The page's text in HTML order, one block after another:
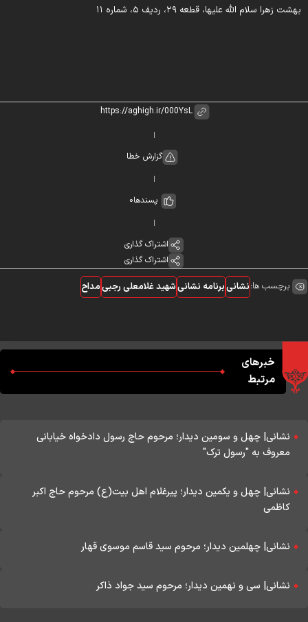
بهشت زهرا سلام الله علیها، قطعه ۲۹، ردیف ۵، شماره ۱۱
گزارش خطا
پسندها0
اشتراک گذاری
اشتراک گذاری
برچسب ها:نشانیبرنامه نشانیشهید غلامعلی رجبیمداح
خبرهای
مرتبط
نشانی| چهل و سومین دیدار؛ مرحوم حاج رسول دادخواه خیابانی
معروف به "رسول ترک"
نشانی| چهل و یکمین دیدار؛ پیرغلام اهل بیت(ع) مرحوم حاج اکبر
کاظمی
نشانی| چهلمین دیدار؛ مرحوم سید قاسم موسوی قهار
نشانی| سی و نهمین دیدار؛ مرحوم سید جواد ذاکر